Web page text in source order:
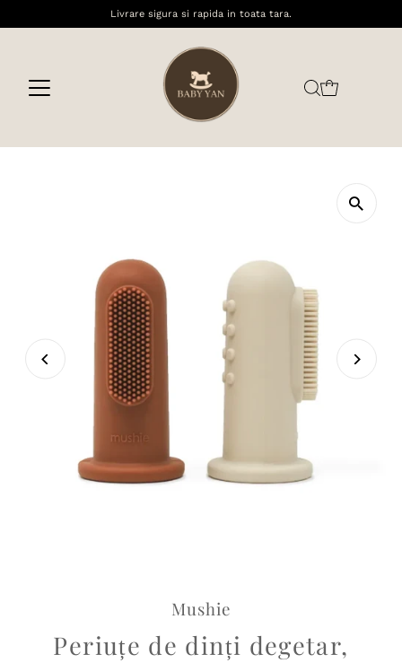
Livrare sigura si rapida in toata tara.
Mushie
Periuțe de dinți degetar,